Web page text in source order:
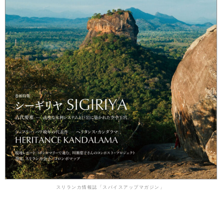
スリランカ情報誌「スパイスアップマガジン」